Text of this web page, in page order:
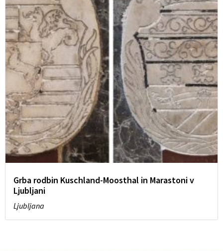
Grba rodbin Kuschland-Moosthal in Marastoni v
Ljubljani
Ljubljana